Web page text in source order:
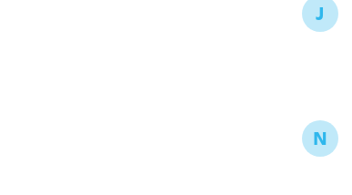
J
N